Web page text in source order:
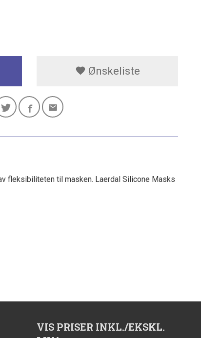
Ønskeliste
fleksibiliteten til masken. Laerdal Silicone Masks
VIS PRISER INKL./EKSKL.